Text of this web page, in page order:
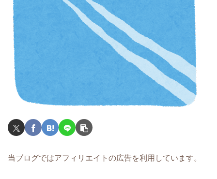
当ブログではアフィリエイトの広告を利用しています。